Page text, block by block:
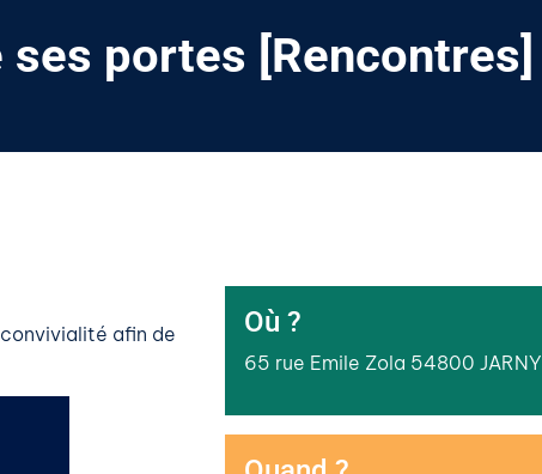
ses portes [Rencontres]
afin de
Où ?
65 rue Emile Zola 54800 JARNY